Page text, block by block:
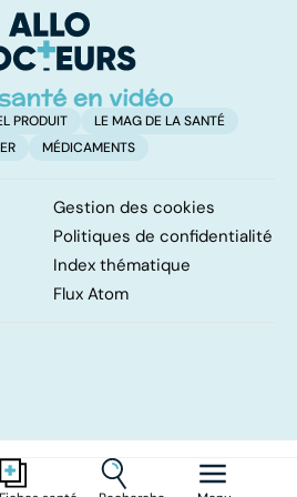
protéines ?
PRODUIT
LE MAG DE LA SANTÉ
MÉDICAMENTS
Gestion des cookies
Politiques de confidentialité
Index thématique
Flux Atom